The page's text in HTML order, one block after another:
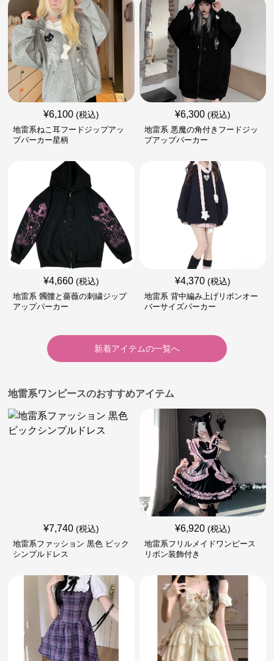
¥6,100 (税込)
地雷系ねこ耳フードジップアッ
プパーカー星柄
¥6,300 (税込)
地雷系 悪魔の角付きフードジッ
プアップパーカー
¥4,660 (税込)
地雷系 髑髏と薔薇の刺繍ジップ
アップパーカー
¥4,370 (税込)
地雷系 背中編み上げリボンオー
バーサイズパーカー
新着アイテムの一覧へ
地雷系ワンピースのおすすめアイテム
¥7,740 (税込)
地雷系ファッション 黒色 ビック
シンプルドレス
¥6,920 (税込)
地雷系フリルメイドワンピース
リボン装飾付き